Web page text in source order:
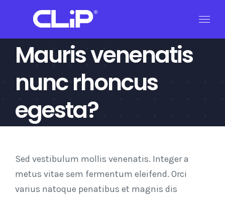
content
Mauris venenatis
nunc rhoncus
egesta?
Sed vestibulum mollis venenatis. Integer a
metus vitae sem fermentum eleifend. Orci
varius natoque penatibus et magnis dis